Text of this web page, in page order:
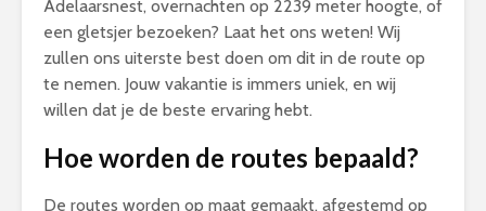
Adelaarsnest, overnachten op 2239 meter hoogte, of
een gletsjer bezoeken? Laat het ons weten! Wij
zullen ons uiterste best doen om dit in de route op
te nemen. Jouw vakantie is immers uniek, en wij
willen dat je de beste ervaring hebt.
Hoe worden de routes bepaald?
De routes worden op maat gemaakt, afgestemd op